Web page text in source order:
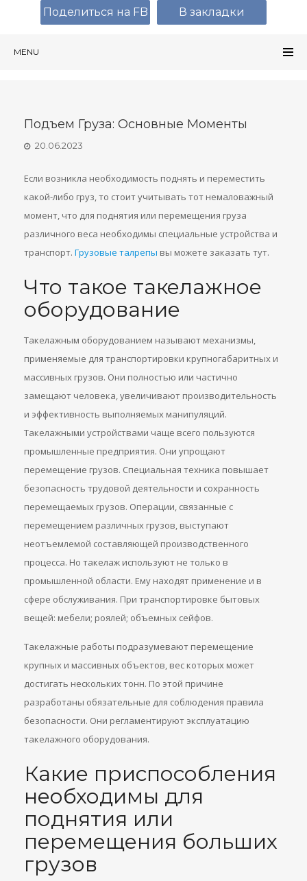
MENU
Подъем Груза: Основные Моменты
20.06.2023
Если возникла необходимость поднять и переместить
какой-либо груз, то стоит учитывать тот немаловажный
момент, что для поднятия или перемещения груза
различного веса необходимы специальные устройства и
транспорт. Грузовые талрепы вы можете заказать тут.
Что такое такелажное
оборудование
Такелажным оборудованием называют механизмы,
применяемые для транспортировки крупногабаритных и
массивных грузов. Они полностью или частично
замещают человека, увеличивают производительность
и эффективность выполняемых манипуляций.
Такелажными устройствами чаще всего пользуются
промышленные предприятия. Они упрощают
перемещение грузов. Специальная техника повышает
безопасность трудовой деятельности и сохранность
перемещаемых грузов. Операции, связанные с
перемещением различных грузов, выступают
неотъемлемой составляющей производственного
процесса. Но такелаж используют не только в
промышленной области. Ему находят применение и в
сфере обслуживания. При транспортировке бытовых
вещей: мебели; роялей; объемных сейфов.
Такелажные работы подразумевают перемещение
крупных и массивных объектов, вес которых может
достигать нескольких тонн. По этой причине
разработаны обязательные для соблюдения правила
безопасности. Они регламентируют эксплуатацию
такелажного оборудования.
Какие приспособления
необходимы для
поднятия или
перемещения больших
грузов
Поделиться на FB В закладки